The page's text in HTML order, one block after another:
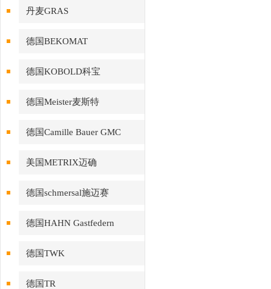
丹麦GRAS
德国BEKOMAT
德国KOBOLD科宝
德国Meister麦斯特
德国Camille Bauer GMC
美国METRIX迈确
德国schmersal施迈赛
德国HAHN Gastfedern
德国TWK
德国TR